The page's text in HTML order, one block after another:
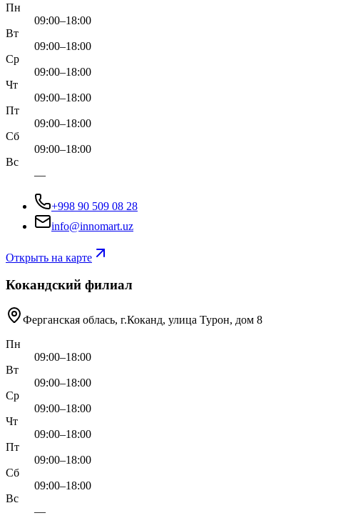
Пн
09:00–18:00
Вт
09:00–18:00
Ср
09:00–18:00
Чт
09:00–18:00
Пт
09:00–18:00
Сб
09:00–18:00
Вс
—
+998 90 509 08 28
info@innomart.uz
Открыть на карте
Кокандский филиал
Ферганская облась, г.Коканд, улица Турон, дом 8
Пн
09:00–18:00
Вт
09:00–18:00
Ср
09:00–18:00
Чт
09:00–18:00
Пт
09:00–18:00
Сб
09:00–18:00
Вс
—